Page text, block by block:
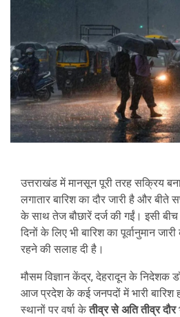
उत्तराखंड में मानसून पूरी तरह सक्रिय
लगातार बारिश का दौर जारी है और बीते
के साथ तेज बौछारें दर्ज की गईं। इसी
दिनों के लिए भी बारिश का पूर्वानुमान
रहने की सलाह दी है।
मौसम विज्ञान केंद्र, देहरादून के निदेशक
आज प्रदेश के कई जनपदों में भारी बारिश
स्थानों पर वर्षा केतीव्र से अति तीव्र दौर